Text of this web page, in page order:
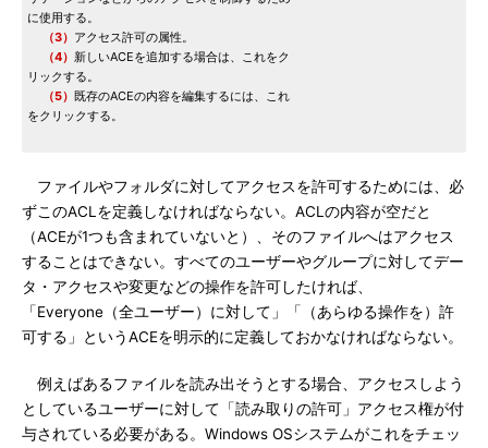
に使用する。
（3） アクセス許可の属性。
（4） 新しいACEを追加する場合は、これをク
リックする。
（5） 既存のACEの内容を編集するには、これ
をクリックする。
ファイルやフォルダに対してアクセスを許可するためには、必
ずこのACLを定義しなければならない。ACLの内容が空だと
（ACEが1つも含まれていないと）、そのファイルへはアクセス
することはできない。すべてのユーザーやグループに対してデー
タ・アクセスや変更などの操作を許可したければ、
「Everyone（全ユーザー）に対して」「（あらゆる操作を）許
可する」というACEを明示的に定義しておかなければならない。
例えばあるファイルを読み出そうとする場合、アクセスしよう
としているユーザーに対して「読み取りの許可」アクセス権が付
与されている必要がある。Windows OSシステムがこれをチェッ